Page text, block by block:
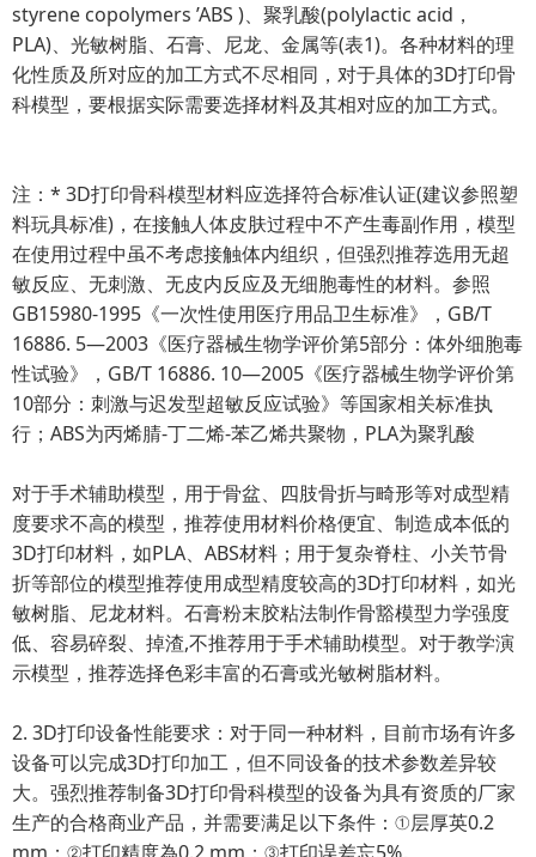
styrene copolymers ’ABS )、聚乳酸(polylactic acid，
PLA)、光敏树脂、石膏、尼龙、金属等(表1)。各种材料的理
化性质及所对应的加工方式不尽相同，对于具体的3D打印骨
科模型，要根据实际需要选择材料及其相对应的加工方式。
注：* 3D打印骨科模型材料应选择符合标准认证(建议参照塑
料玩具标准)，在接触人体皮肤过程中不产生毒副作用，模型
在使用过程中虽不考虑接触体内组织，但强烈推荐选用无超
敏反应、无刺激、无皮内反应及无细胞毒性的材料。参照
GB15980-1995《一次性使用医疗用品卫生标准》，GB/T
16886. 5—2003《医疗器械生物学评价第5部分：体外细胞毒
性试验》，GB/T 16886. 10—2005《医疗器械生物学评价第
10部分：刺激与迟发型超敏反应试验》等国家相关标准执
行；ABS为丙烯腈-丁二烯-苯乙烯共聚物，PLA为聚乳酸
对于手术辅助模型，用于骨盆、四肢骨折与畸形等对成型精
度要求不高的模型，推荐使用材料价格便宜、制造成本低的
3D打印材料，如PLA、ABS材料；用于复杂脊柱、小关节骨
折等部位的模型推荐使用成型精度较高的3D打印材料，如光
敏树脂、尼龙材料。石膏粉末胶粘法制作骨豁模型力学强度
低、容易碎裂、掉渣,不推荐用于手术辅助模型。对于教学演
示模型，推荐选择色彩丰富的石膏或光敏树脂材料。
2. 3D打印设备性能要求：对于同一种材料，目前市场有许多
设备可以完成3D打印加工，但不同设备的技术参数差异较
大。强烈推荐制备3D打印骨科模型的设备为具有资质的厂家
生产的合格商业产品，并需要满足以下条件：①层厚英0.2